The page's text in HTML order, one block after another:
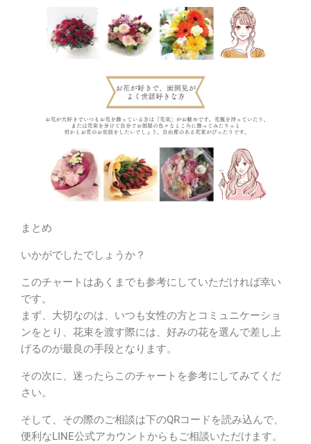
まとめ
いかがでしたでしょうか？
このチャートはあくまでも参考にしていただければ幸い
です。
まず、大切なのは、いつも女性の方とコミュニケーショ
ンをとり、花束を渡す際には、好みの花を選んで差し上
げるのが最良の手段となります。
その次に、迷ったらこのチャートを参考にしてみてくだ
さい。
そして、その際のご相談は下のQRコードを読み込んで、
便利なLINE公式アカウントからもご相談いただけます。